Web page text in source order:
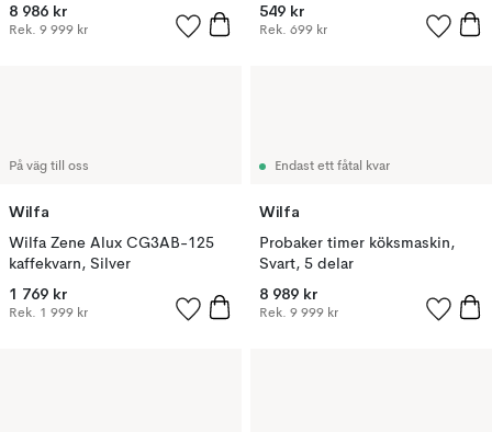
8 986 kr
Rek. 9 999 kr
549 kr
Rek. 699 kr
På väg till oss
Wilfa
Wilfa Zene Alux CG3AB-125
kaffekvarn, Silver
1 769 kr
Rek. 1 999 kr
Endast ett fåtal kvar
Wilfa
Probaker timer köksmaskin,
Svart, 5 delar
8 989 kr
Rek. 9 999 kr